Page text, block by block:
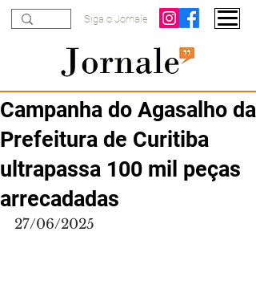
Siga o Jornale
Campanha do Agasalho da
Prefeitura de Curitiba
ultrapassa 100 mil peças
arrecadadas
27/06/2025